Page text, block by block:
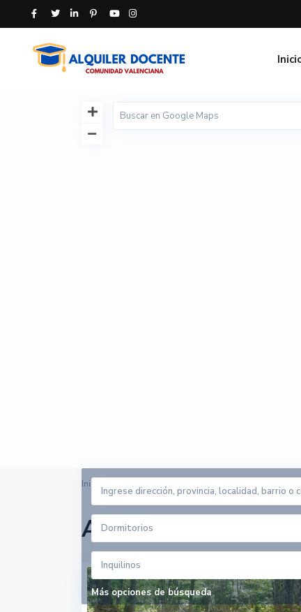
Dormitorios
Inquilinos
Más opciones de búsqueda
Inicio
Arrendadores en La